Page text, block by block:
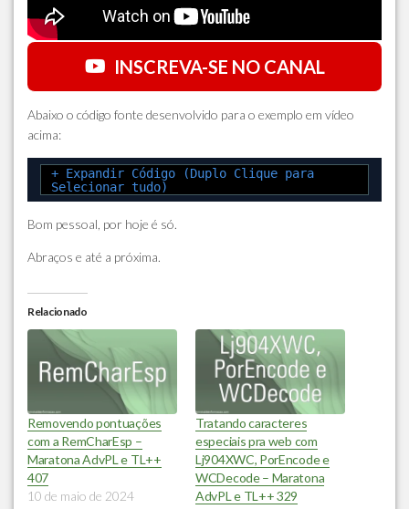
INSCREVA-SE NO CANAL
Abaixo o código fonte desenvolvido para o exemplo em vídeo
acima:
+ Expandir Código (Duplo Clique para
Selecionar tudo)
Bom pessoal, por hoje é só.
Abraços e até a próxima.
Relacionado
Removendo pontuações
com a RemCharEsp –
Maratona AdvPL e TL++
407
10 de maio de 2024
Tratando caracteres
especiais pra web com
Lj904XWC, PorEncode e
WCDecode – Maratona
AdvPL e TL++ 329